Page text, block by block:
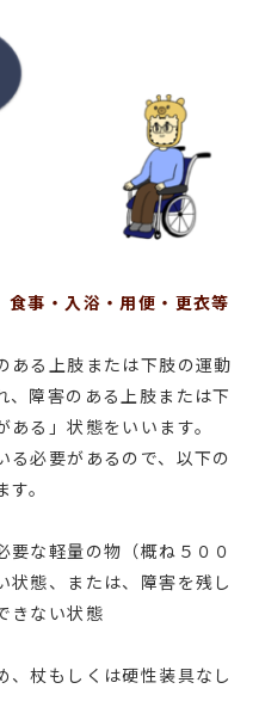
食事・入浴・用便・更衣等
る上肢または下肢の運動
、障害のある上肢または下
る」状態をいいます。
る必要があるので、以下の
。
要な軽量の物（概ね５００
状態、または、障害を残し
きない状態
、杖もしくは硬性装具なし